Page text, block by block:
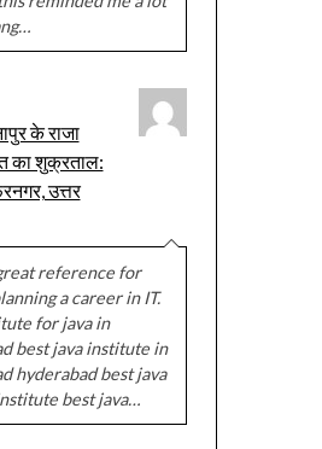
के राजा
का शुक्रताल:
उत्तर
reference for
a career in IT.
for java in
best java institute in
hyderabad best java
best java…